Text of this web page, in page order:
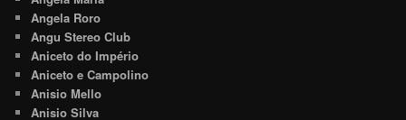
Angela Roro
Angu Stereo Club
Aniceto do Império
Aniceto e Campolino
Anisio Mello
Anisio Silva